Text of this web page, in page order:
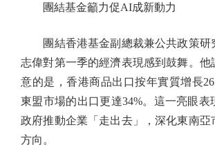
團結基金籲力促AI成新動力
團結香港基金副總裁兼公共政策研
志偉對第一季的經濟表現感到鼓舞。他
意的是，香港商品出口按年實質增長
東盟市場的出口更達34%。這一亮眼表
政府推動企業「走出去」，深化東南亞
方向。